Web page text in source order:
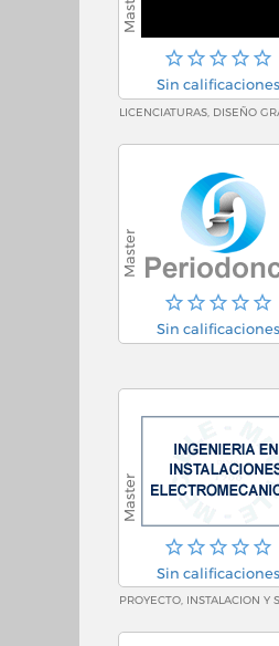
Sin calificaciones
Sin calificaciones
Sin calificaciones